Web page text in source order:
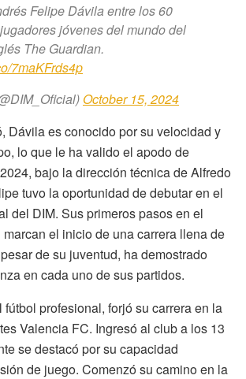
Felipe Dávila entre los 60
jóvenes del mundo del
The Guardian.
7maKFrds4p
October 15, 2024
Dávila es conocido por su velocidad y
lo que le ha valido el apodo de
2024, bajo la dirección técnica de Alfredo
tuvo la oportunidad de debutar en el
del DIM. Sus primeros pasos en el
el inicio de una carrera llena de
de su juventud, ha demostrado
en cada uno de sus partidos.
profesional, forjó su carrera en la
Valencia FC. Ingresó al club a los 13
se destacó por su capacidad
de juego. Comenzó su camino en la